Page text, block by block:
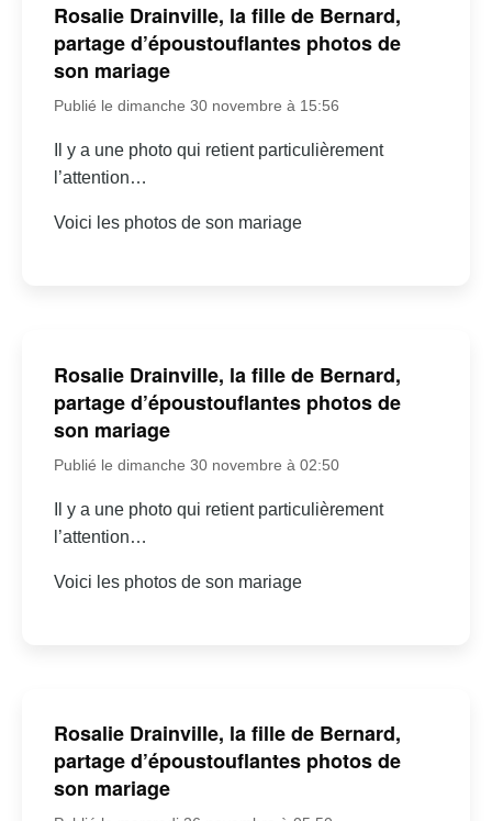
Rosalie Drainville, la fille de Bernard,
partage d’époustouflantes photos de
son mariage
Publié le dimanche 30 novembre à 15:56
Il y a une photo qui retient particulièrement
l’attention…
Voici les photos de son mariage
Rosalie Drainville, la fille de Bernard,
partage d’époustouflantes photos de
son mariage
Publié le dimanche 30 novembre à 02:50
Il y a une photo qui retient particulièrement
l’attention…
Voici les photos de son mariage
Rosalie Drainville, la fille de Bernard,
partage d’époustouflantes photos de
son mariage